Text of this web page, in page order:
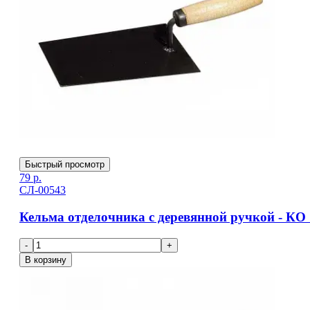
Быстрый просмотр
79 р.
СЛ-00543
Кельма отделочника с деревянной ручкой -
-
+
В корзину